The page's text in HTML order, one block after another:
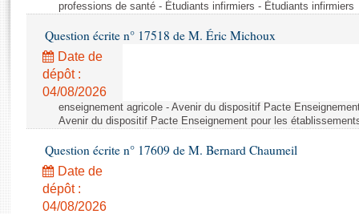
Rapports d'information
Rapports d'enquête
Rapports législatifs
Baromètre de l’application des lois
Dossiers législatifs
Budget et sécurité sociale
Questions écrites et orales
Anciennes législatures
Liens vers les sites publics
professions de santé - Étudiants infirmiers - Étudiants infirmiers
Question écrite n° 17518 de M. Éric Michoux
Date de
dépôt :
04/08/2026
enseignement agricole - Avenir du dispositif Pacte
Avenir du dispositif Pacte Enseignement pour les
Question écrite n° 17609 de M. Bernard Chaumeil
Date de
dépôt :
04/08/2026